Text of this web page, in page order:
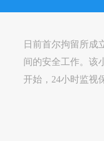
日前首尔拘留所成
间的安全工作。该
开始，24小时监视